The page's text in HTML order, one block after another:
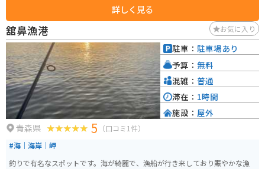
休憩スペースもあるので安心です。 七戸町は、馬産地としても知られてお
り、道の駅 しちのへでは、馬肉を使った料理や馬肉関連の商品も販売してい
ます。 周辺には、国史跡の「柏舘遺跡」や、釣りが楽しめる「折爪沼」な
ど、観光スポットも点在しています。
詳しく見る
舘鼻漁港 お気に入り
青森県 5 （口コミ1件）
#海｜海岸｜岬
釣りで有名なスポットです。海が綺麗で、漁船が行き来しており賑やかな漁
駐車： 駐車場あり
予算： 無料
混雑： 普通
滞在： 1時間
施設： 屋外